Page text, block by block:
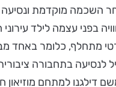
השכמה מוקדמת
בפני עצמה לילד
מתחלף, כלומר באחד
לנסיעה בתחבורה
דילגנו למתחם מוזיאון